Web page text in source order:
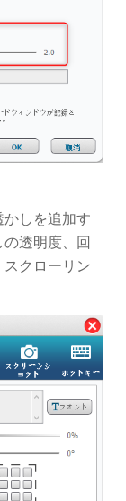
しを追加す
透明度、回
クローリン